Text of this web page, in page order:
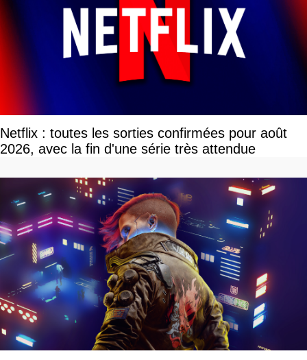
Netflix : toutes les sorties confirmées pour août
2026, avec la fin d'une série très attendue